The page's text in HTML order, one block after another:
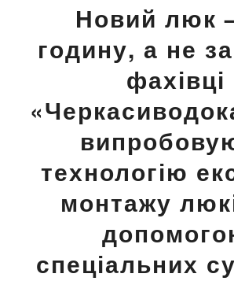
Новий люк
годину, а не
фахівці
технологію
монтажу
спеціальних